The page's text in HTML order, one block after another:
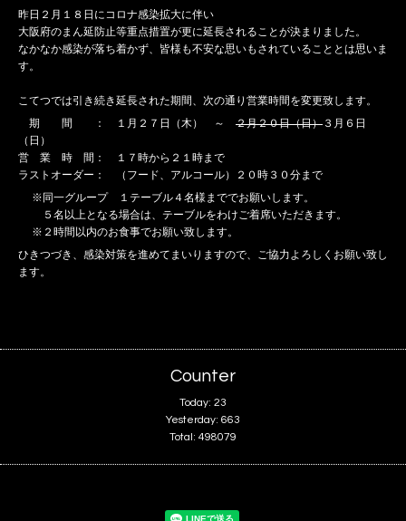
昨日２月１８日にコロナ感染拡大に伴い
大阪府のまん延防止等重点措置が更に延長されることが決まりました。
なかなか感染が落ち着かず、皆様も不安な思いもされていることとは思いま
す。
こてつでは引き続き延長された期間、次の通り営業時間を変更致します。
期 間 ： １月２７日（木） ～ ２月２０日（日） ３月６日
（日）
営 業 時 間： １７時から２１時まで
ラストオーダー： （フード、アルコール）２０時３０分まで
※同一グループ １テーブル４名様まででお願いします。
５名以上となる場合は、テーブルをわけご着席いただきます。
※２時間以内のお食事でお願い致します。
ひきつづき、感染対策を進めてまいりますので、ご協力よろしくお願い致し
ます。
Counter
Today: 23
Yesterday: 663
Total: 498079